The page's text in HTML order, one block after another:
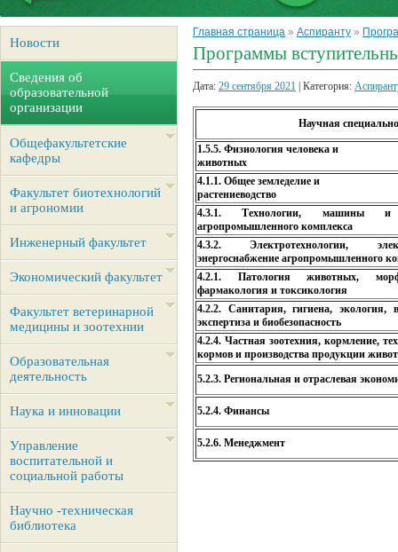
Новости
Сведения об
образовательной
организации
Общефакультетские
кафедры
Факультет биотехнологий
и агрономии
Инженерный факультет
Экономический факультет
Факультет ветеринарной
медицины и зоотехнии
Образовательная
деятельность
Наука и инновации
Управление
воспитательной и
социальной работы
Научно -техническая
библиотека
Главная страница » Аспиранту »
Программы
Дата: 29 сентября 2021 | Категория:
Научная
1.5.5. Физиология человека и
животных
4.1.1. Общее земледелие и
растениеводство
4.3.1. Технологии, машины и
агропромышленного комплекса
4.3.2. Электротехнологии,
энергоснабжение агропромышленного
4.2.1. Патология животных,
фармакология и токсикология
4.2.2. Санитария, гигиена, экология,
экспертиза и биобезопасность
4.2.4. Частная зоотехния, кормление,
кормов и производства продукции
5.2.3. Региональная и отраслевая
5.2.4. Финансы
5.2.6. Менеджмент